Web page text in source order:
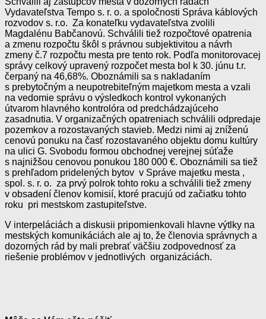
Vydavateľstva Tempo s. r. o. a spoločnosti Správa káblových
rozvodov s. r.o. Za konateľku vydavateľstva zvolili
Magdalénu Babčanovú. Schválili tiež rozpočtové opatrenia
a zmenu rozpočtu škôl s právnou subjektivitou a návrh
zmeny č.7 rozpočtu mesta pre tento rok. Podľa monitorovacej
správy celkový upravený rozpočet mesta bol k 30. júnu t.r.
čerpaný na 46,68%. Oboznámili sa s nakladaním
s prebytočným a neupotrebiteľným majetkom mesta a vzali
na vedomie správu o výsledkoch kontrol vykonaných
útvarom hlavného kontrolóra od predchádzajúceho
zasadnutia. V organizačných opatreniach schválili odpredaje
pozemkov a rozostavaných stavieb. Medzi nimi aj zníženú
cenovú ponuku na časť rozostavaného objektu domu kultúry
na ulici G. Svobodu formou obchodnej verejnej súťaže
s najnižšou cenovou ponukou 180 000 €. Oboznámili sa tiež
s prehľadom pridelených bytov v Správe majetku mesta ,
spol. s. r. o. za prvý polrok tohto roku a schválili tiež zmeny
v obsadení členov komisií, ktoré pracujú od začiatku tohto
roku pri mestskom zastupiteľstve.
V interpeláciách a diskusii pripomienkovali hlavne výtlky na
mestských komunikáciách ale aj to, že členovia správnych a
dozorných rád by mali prebrať väčšiu zodpovednosť za
riešenie problémov v jednotlivých organizáciách.